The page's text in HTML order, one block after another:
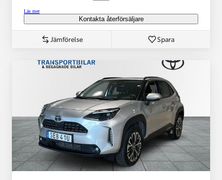
Läs mer
Kontakta återförsäljare
Jämförelse Spara